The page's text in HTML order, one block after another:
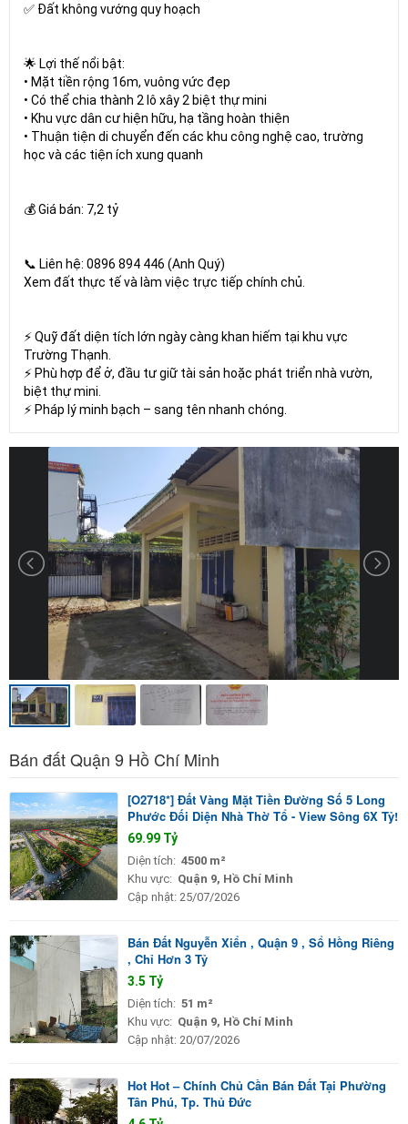
✅ Đất không vướng quy hoạch
🌟 Lợi thế nổi bật:
• Mặt tiền rộng 16m, vuông vức đẹp
• Có thể chia thành 2 lô xây 2 biệt thự mini
• Khu vực dân cư hiện hữu, hạ tầng hoàn thiện
• Thuận tiện di chuyển đến các khu công nghệ cao, trường
học và các tiện ích xung quanh
💰 Giá bán: 7,2 tỷ
📞 Liên hệ: 0896 894 446 (Anh Quý)
Xem đất thực tế và làm việc trực tiếp chính chủ.
⚡ Quỹ đất diện tích lớn ngày càng khan hiếm tại khu vực
Trường Thạnh.
⚡ Phù hợp để ở, đầu tư giữ tài sản hoặc phát triển nhà vườn,
biệt thự mini.
⚡ Pháp lý minh bạch – sang tên nhanh chóng.
Bán đất Quận 9 Hồ Chí Minh
[O2718*] Đất Vàng Mặt Tiền Đường Số 5 Long
Phước Đối Diện Nhà Thờ Tổ - View Sông 6X Tỷ!
69.99 Tỷ
Diện tích: 4500 m²
Khu vực: Quận 9, Hồ Chí Minh
Cập nhật: 25/07/2026
Bán Đất Nguyễn Xiển , Quận 9 , Sổ Hồng Riêng
, Chỉ Hơn 3 Tỷ
3.5 Tỷ
Diện tích: 51 m²
Khu vực: Quận 9, Hồ Chí Minh
Cập nhật: 20/07/2026
Hot Hot – Chính Chủ Cần Bán Đất Tại Phường
Tân Phú, Tp. Thủ Đức